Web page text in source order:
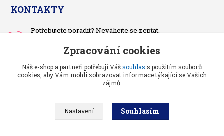
KONTAKTY
Potřebujete poradit? Neváhejte se zeptat.
Po-čt, po 13 hodině
pietrasova.p@seznam.cz
Zpracování cookies
Náš e-shop a partneři potřebují Vášsouhlas s použitím souborů
cookies, aby Vám mohli zobrazovat informace týkající se Vašich
zájmů.
Nastavení Souhlasím